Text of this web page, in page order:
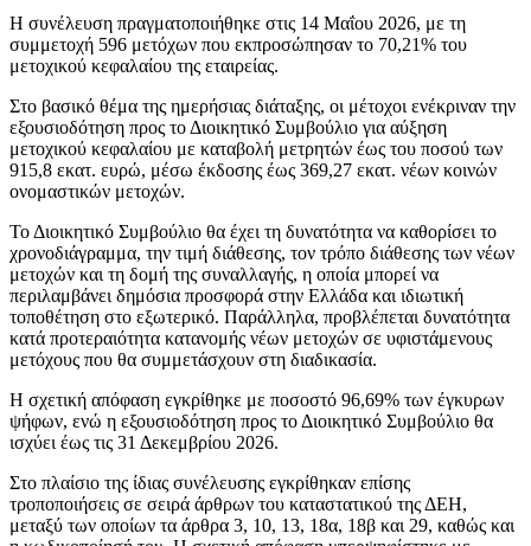
Η συνέλευση πραγματοποιήθηκε στις 14 Μαΐου 2026, με τη
συμμετοχή 596 μετόχων που εκπροσώπησαν το 70,21% του
μετοχικού κεφαλαίου της εταιρείας.
Στο βασικό θέμα της ημερήσιας διάταξης, οι μέτοχοι ενέκριναν την
εξουσιοδότηση προς το Διοικητικό Συμβούλιο για αύξηση
μετοχικού κεφαλαίου με καταβολή μετρητών έως του ποσού των
915,8 εκατ. ευρώ, μέσω έκδοσης έως 369,27 εκατ. νέων κοινών
ονομαστικών μετοχών.
Το Διοικητικό Συμβούλιο θα έχει τη δυνατότητα να καθορίσει το
χρονοδιάγραμμα, την τιμή διάθεσης, τον τρόπο διάθεσης των νέων
μετοχών και τη δομή της συναλλαγής, η οποία μπορεί να
περιλαμβάνει δημόσια προσφορά στην Ελλάδα και ιδιωτική
τοποθέτηση στο εξωτερικό. Παράλληλα, προβλέπεται δυνατότητα
κατά προτεραιότητα κατανομής νέων μετοχών σε υφιστάμενους
μετόχους που θα συμμετάσχουν στη διαδικασία.
Η σχετική απόφαση εγκρίθηκε με ποσοστό 96,69% των έγκυρων
ψήφων, ενώ η εξουσιοδότηση προς το Διοικητικό Συμβούλιο θα
ισχύει έως τις 31 Δεκεμβρίου 2026.
Στο πλαίσιο της ίδιας συνέλευσης εγκρίθηκαν επίσης
τροποποιήσεις σε σειρά άρθρων του καταστατικού της ΔΕΗ,
μεταξύ των οποίων τα άρθρα 3, 10, 13, 18α, 18β και 29, καθώς και